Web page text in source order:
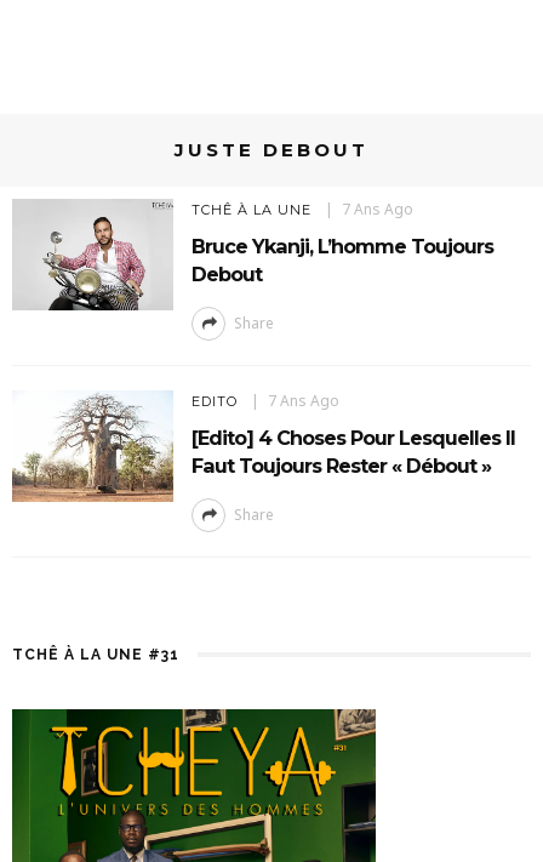
JUSTE DEBOUT
TCHÊ À LA UNE 7 Ans Ago
Bruce Ykanji, L’homme Toujours
Debout
Share
EDITO 7 Ans Ago
[Edito] 4 Choses Pour Lesquelles Il
Faut Toujours Rester « Débout »
Share
TCHÊ À LA UNE #31